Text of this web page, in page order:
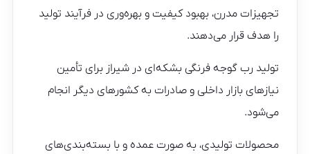
تجهیزات مدرن، بهبود کیفیت و بهره‌وری در فرآیند تولید
را هدف قرار می‌دهند.
تولید رب گوجه فرنگی بشکه‌ای در شیراز برای تأمین
نیازهای بازار داخلی و صادرات به کشورهای دیگر انجام
می‌شود.
محصولات تولیدی، به صورت عمده و با بسته‌بندی‌های